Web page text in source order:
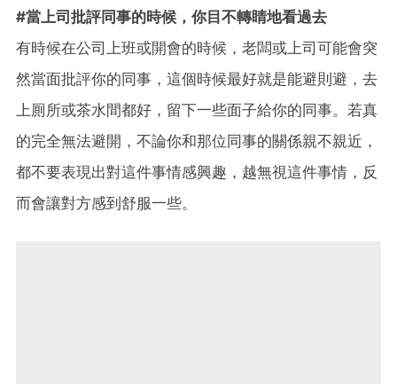
#當上司批評同事的時候，你目不轉睛地看過去
有時候在公司上班或開會的時候，老闆或上司可能會突
然當面批評你的同事，這個時候最好就是能避則避，去
上厠所或茶水間都好，留下一些面子給你的同事。若真
的完全無法避開，不論你和那位同事的關係親不親近，
都不要表現出對這件事情感興趣，越無視這件事情，反
而會讓對方感到舒服一些。